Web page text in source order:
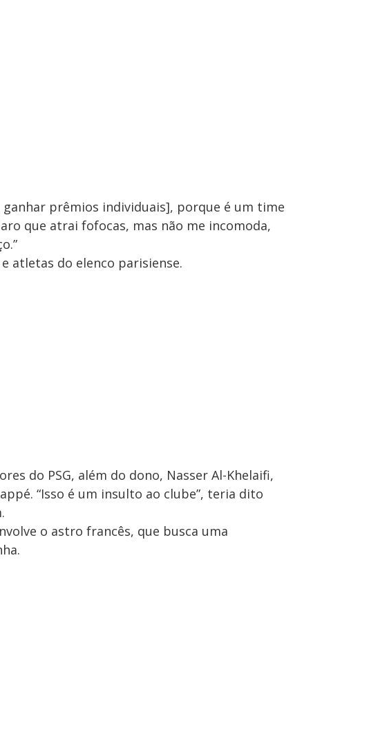
ganhar prêmios individuais], porque é um time
que atrai fofocas, mas não me incomoda,
atletas do elenco parisiense.
do PSG, além do dono, Nasser Al-Khelaifi,
“Isso é um insulto ao clube”, teria dito
o astro francês, que busca uma